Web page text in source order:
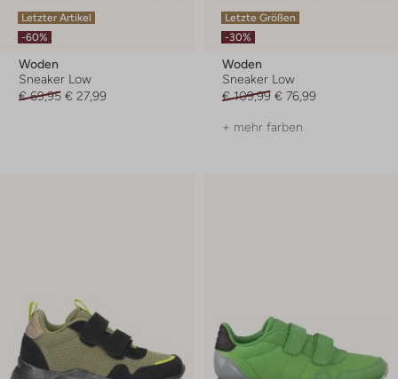
Letzter Artikel
-60%
Woden
Sneaker Low
€ 69,95 € 27,99
Letzte Größen
-30%
Woden
Sneaker Low
€ 109,99 € 76,99
+ mehr farben